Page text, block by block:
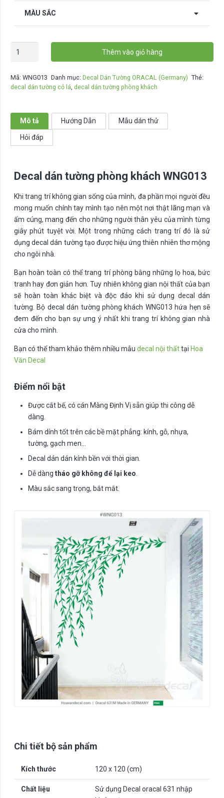
MÀU SẮC
Decal
Cỏ
WNG013
số
lượng
Thêm vào giỏ hàng
Mã: WNG013 Danh mục:Decal Dán Tường ORACAL (Germany) Thẻ:
decal dán tường cỏ lá decal dán tường phòng khách
Mô tả Hướng Dẫn Mẫu dán thử
Hỏi đáp
Decal dán tường phòng khách WNG013
Khi trang trí không gian sống của mình, đa phần mọi người đều
mong muốn chính tay mình tạo nên một nơi thật lãng mạn và
ấm cúng, mang đến cho những người thân yêu của mình từng
giây phút tuyệt vời. Một trong những cách trang trí đó là sử
dụng decal dán tường tạo được hiệu ứng thiên nhiên thơ mộng
cho ngôi nhà.
Bạn hoàn toàn có thể trang trí phòng bằng những lọ hoa, bức
tranh hay đơn giản hơn. Tuy nhiên không gian nội thất của bạn
sẽ hoàn toàn khác biệt và độc đáo khi sử dụng decal dán
tường. Bộ decal dán tường phòng khách WNG013 hứa hẹn sẽ
đem đến cho bạn sự ưng ý nhất khi trang trí không gian nhà
cửa cho mình.
Bạn có thể tham khảo thêm nhiều mẫu decal nội thấttại Hoa
Văn Decal
Điểm nổi bật
Được cắt bế, có cán Màng Định Vị sẵn giúp thi công dễ
dàng.
Bám dính tốt trên các bề mặt phẳng: kính, gỗ, nhựa,
tường, gạch men…
Decal dán dán kính bền với thời gian.
Dễ dàng tháo gỡ không để lại keo.
Màu sắc sang trọng, bắt mắt.
Chi tiết bộ sản phẩm
Kích thước 120 x 120 (cm)
Chất liệu
Sử dụng Decal oracal 631 nhập